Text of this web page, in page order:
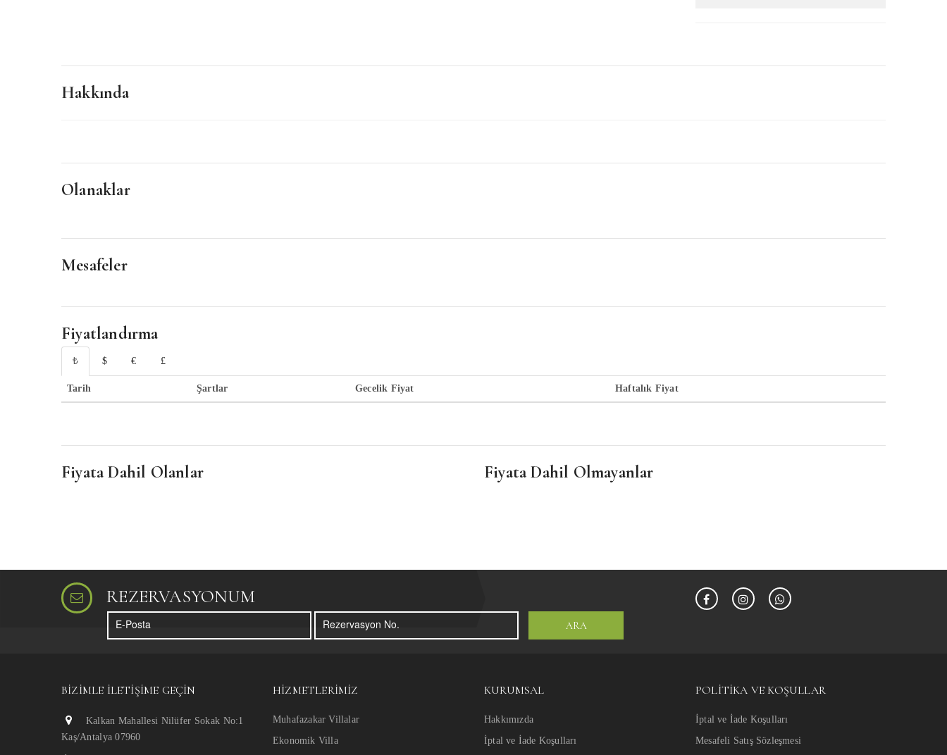
Hakkında
Olanaklar
Mesafeler
Fiyatlandırma
₺ $ € £
Tarih Şartlar Gecelik Fiyat Haftalık Fiyat
Fiyata Dahil Olanlar Fiyata Dahil Olmayanlar
REZERVASYONUM
ARA
BIZIMLE İLETIŞIME GEÇIN
Kalkan Mahallesi Nilüfer Sokak No:1
Kaş/Antalya 07960
HIZMETLERIMIZ
Muhafazakar Villalar
Ekonomik Villa
KURUMSAL
Hakkımızda
İptal ve İade Koşulları
POLITIKA VE KOŞULLAR
İptal ve İade Koşulları
Mesafeli Satış Sözleşmesi